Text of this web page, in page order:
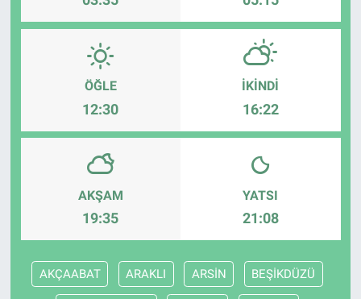
ÖĞLE
12:30
İKINDI
16:22
AKŞAM
19:35
YATSI
21:08
AKÇAABAT ARAKLI ARSİN BEŞİKDÜZÜ
Genel
Magazin
Bilim ve Teknoloji